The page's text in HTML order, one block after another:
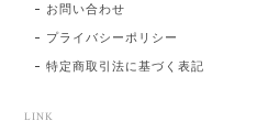
お問い合わせ
プライバシーポリシー
特定商取引法に基づく表記
LINK